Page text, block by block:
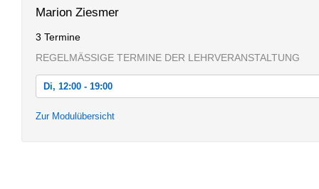
Marion Ziesmer
3 Termine
REGELMÄSSIGE TERMINE DER LEHRVERANSTALTUNG
Di, 12:00 - 19:00
Zur Modulübersicht